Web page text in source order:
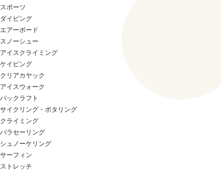
スポーツ
ダイビング
エアーボード
スノーシュー
アイスクライミング
ケイビング
クリアカヤック
アイスウォーク
パックラフト
サイクリング・ポタリング
クライミング
パラセーリング
シュノーケリング
サーフィン
ストレッチ